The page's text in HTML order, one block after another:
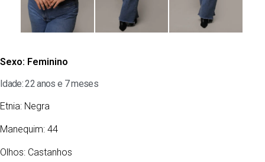
Sexo: Feminino
Idade: 22 anos e 7 meses
Etnia: Negra
Manequim: 44
Olhos: Castanhos